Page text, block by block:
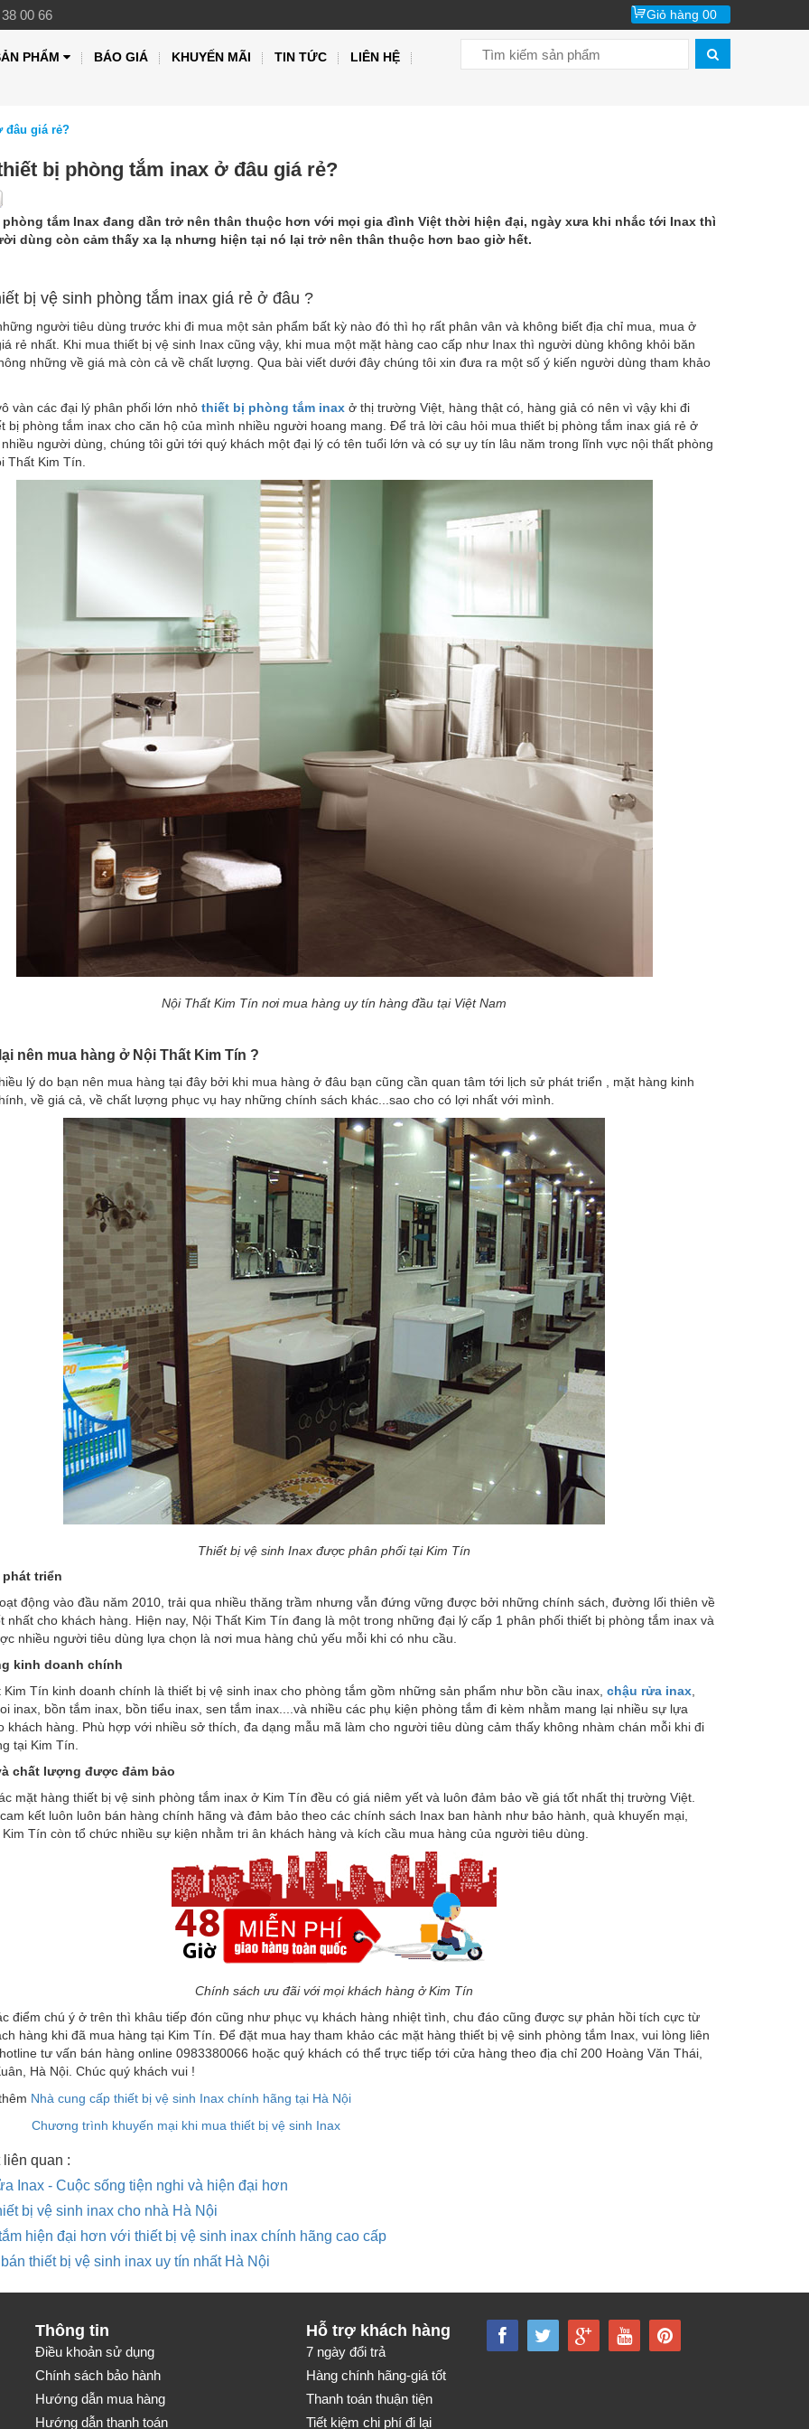
00 66 Giỏ hàng 00
PHẨM BÁO GIÁ KHUYẾN MÃI TIN TỨC LIÊN HỆ
đâu giá rẻ?
bị phòng tắm inax ở đâu giá rẻ?
tắm Inax đang dần trở nên thân thuộc hơn với mọi gia đình Việt thời hiện đại, ngày xưa khi nhắc tới Inax thì
dùng còn cảm thấy xa lạ nhưng hiện tại nó lại trở nên thân thuộc hơn bao giờ hết.
bị vệ sinh phòng tắm inax giá rẻ ở đâu ?
người tiêu dùng trước khi đi mua một sản phẩm bất kỳ nào đó thì họ rất phân vân và không biết địa chỉ mua, mua ở
rẻ nhất. Khi mua thiết bị vệ sinh Inax cũng vậy, khi mua một mặt hàng cao cấp như Inax thì người dùng không khỏi băn
những về giá mà còn cả về chất lượng. Qua bài viết dưới đây chúng tôi xin đưa ra một số ý kiến người dùng tham khảo
vàn các đại lý phân phối lớn nhỏ thiết bị phòng tắm inaxở thị trường Việt, hàng thật có, hàng giả có nên vì vậy khi đi
bị phòng tắm inax cho căn hộ của mình nhiều người hoang mang. Để trả lời câu hỏi mua thiết bị phòng tắm inax giá rẻ ở
người dùng, chúng tôi gửi tới quý khách một đại lý có tên tuổi lớn và có sự uy tín lâu năm trong lĩnh vực nội thất phòng
Thất Kim Tín.
Nội Thất Kim Tín nơi mua hàng uy tín hàng đầu tại Việt Nam
nên mua hàng ở Nội Thất Kim Tín ?
lý do bạn nên mua hàng tại đây bởi khi mua hàng ở đâu bạn cũng cần quan tâm tới lịch sử phát triển , mặt hàng kinh
về giá cả, về chất lượng phục vụ hay những chính sách khác...sao cho có lợi nhất với mình.
Thiết bị vệ sinh Inax được phân phối tại Kim Tín
triển
động vào đầu năm 2010, trải qua nhiều thăng trầm nhưng vẫn đứng vững được bởi những chính sách, đường lối thiên về
nhất cho khách hàng. Hiện nay, Nội Thất Kim Tín đang là một trong những đại lý cấp 1 phân phối thiết bị phòng tắm inax và
nhiều người tiêu dùng lựa chọn là nơi mua hàng chủ yếu mỗi khi có nhu cầu.
kinh doanh chính
Kim Tín kinh doanh chính là thiết bị vệ sinh inax cho phòng tắm gồm những sản phẩm như bồn cầu inax, chậu rửa inax,
inax, bồn tắm inax, bồn tiểu inax, sen tắm inax....và nhiều các phụ kiện phòng tắm đi kèm nhằm mang lại nhiều sự lựa
khách hàng. Phù hợp với nhiều sở thích, đa dạng mẫu mã làm cho người tiêu dùng cảm thấy không nhàm chán mỗi khi đi
tại Kim Tín.
chất lượng được đảm bảo
mặt hàng thiết bị vệ sinh phòng tắm inax ở Kim Tín đều có giá niêm yết và luôn đảm bảo về giá tốt nhất thị trường Việt.
kết luôn luôn bán hàng chính hãng và đảm bảo theo các chính sách Inax ban hành như bảo hành, quà khuyến mại,
Kim Tín còn tổ chức nhiều sự kiện nhằm tri ân khách hàng và kích cầu mua hàng của người tiêu dùng.
Chính sách ưu đãi với mọi khách hàng ở Kim Tín
điểm chú ý ở trên thì khâu tiếp đón cũng như phục vụ khách hàng nhiệt tình, chu đáo cũng được sự phản hồi tích cực từ
hàng khi đã mua hàng tại Kim Tín. Để đặt mua hay tham khảo các mặt hàng thiết bị vệ sinh phòng tắm Inax, vui lòng liên
tư vấn bán hàng online 0983380066 hoặc quý khách có thể trực tiếp tới cửa hàng theo địa chỉ 200 Hoàng Văn Thái,
Hà Nội. Chúc quý khách vui !
Nhà cung cấp thiết bị vệ sinh Inax chính hãng tại Hà Nội
Chương trình khuyến mại khi mua thiết bị vệ sinh Inax
liên quan :
Inax - Cuộc sống tiện nghi và hiện đại hơn
bị vệ sinh inax cho nhà Hà Nội
hiện đại hơn với thiết bị vệ sinh inax chính hãng cao cấp
thiết bị vệ sinh inax uy tín nhất Hà Nội
Thông tin
Điều khoản sử dụng
Chính sách bảo hành
Hướng dẫn mua hàng
Hướng dẫn thanh toán
Hỗ trợ khách hàng
7 ngày đổi trả
Hàng chính hãng-giá tốt
Thanh toán thuận tiện
Tiết kiệm chi phí đi lại